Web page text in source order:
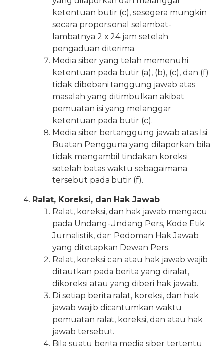
ketentuan butir (c), sesegera mungkin
secara proporsional selambat-
lambatnya 2 x 24 jam setelah
pengaduan diterima.
Media siber yang telah memenuhi
ketentuan pada butir (a), (b), (c), dan (f)
tidak dibebani tanggung jawab atas
masalah yang ditimbulkan akibat
pemuatan isi yang melanggar
ketentuan pada butir (c).
Media siber bertanggung jawab atas Isi
Buatan Pengguna yang dilaporkan bila
tidak mengambil tindakan koreksi
setelah batas waktu sebagaimana
tersebut pada butir (f).
Ralat, Koreksi, dan Hak Jawab
Ralat, koreksi, dan hak jawab mengacu
pada Undang-Undang Pers, Kode Etik
Jurnalistik, dan Pedoman Hak Jawab
yang ditetapkan Dewan Pers.
Ralat, koreksi dan atau hak jawab wajib
ditautkan pada berita yang diralat,
dikoreksi atau yang diberi hak jawab.
Di setiap berita ralat, koreksi, dan hak
jawab wajib dicantumkan waktu
pemuatan ralat, koreksi, dan atau hak
jawab tersebut.
Bila suatu berita media siber tertentu